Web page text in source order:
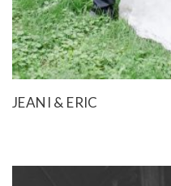
JEANI & ERIC